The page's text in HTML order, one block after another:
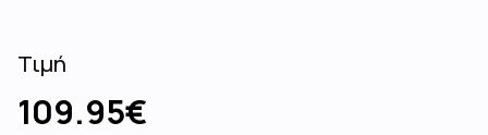
Τιμή
109.95€